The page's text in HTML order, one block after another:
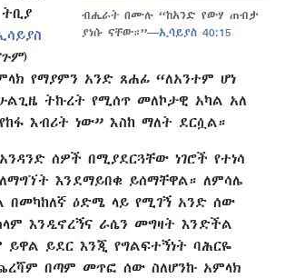
ብሔራት በሙሉ “ከአንድ የውሃ ጠብታ
ያነሱ ናቸው።”—ኢሳይያስ 40:15
)
የማያምን አንድ ጸሐፊ “ለአንተም ሆነ
ትኩረት የሚሰጥ መለኮታዊ አካል አለ
እብሪት ነው” እስከ ማለት ደርሷል።
ሰዎች በሚያደርጓቸው ነገሮች የተነሳ
እንደማይበቁ ይሰማቸዋል። ለምሳሌ
በመካከለኛ ዕድሜ ላይ የሚገኝ አንድ ሰው
እንዲኖረኝና ራሴን መግዛት እንድችል
ይደር እንጂ የግልፍተኝነት ባሕርዬ
በጣም መጥፎ ሰው ስለሆንኩ አምላክ